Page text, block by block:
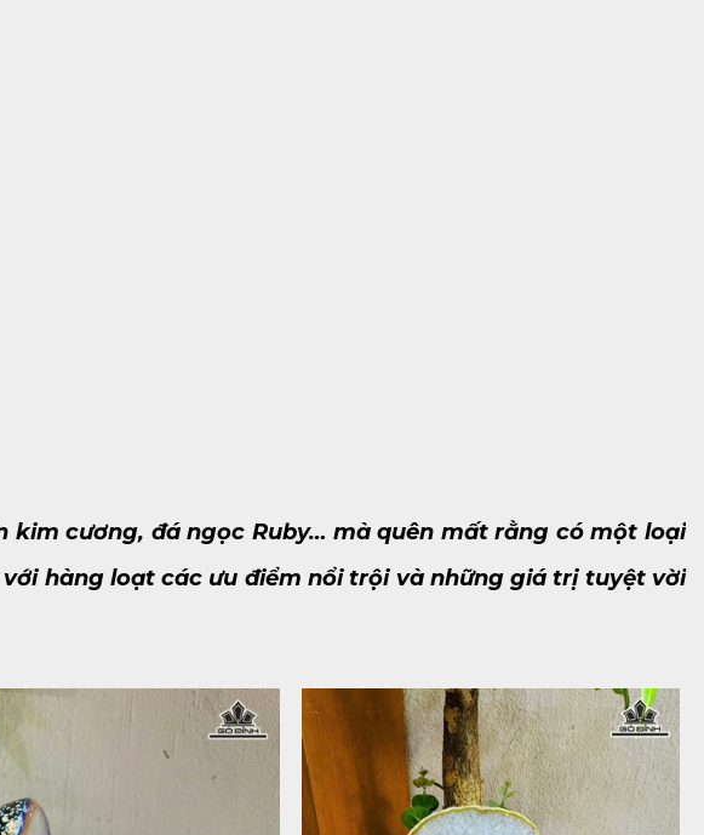
cương, đá ngọc Ruby… mà quên mất rằng có một loại
hàng loạt các ưu điểm nổi trội và những giá trị tuyệt vời
các vật phẩm phong thủy. Ngay sau đây, hãy cùng Gỗ